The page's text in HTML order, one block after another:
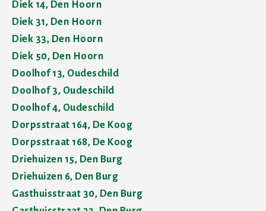
Diek 14, Den Hoorn
Diek 31, Den Hoorn
Diek 33, Den Hoorn
Diek 50, Den Hoorn
Doolhof 13, Oudeschild
Doolhof 3, Oudeschild
Doolhof 4, Oudeschild
Dorpsstraat 164, De Koog
Dorpsstraat 168, De Koog
Driehuizen 15, Den Burg
Driehuizen 6, Den Burg
Gasthuisstraat 30, Den Burg